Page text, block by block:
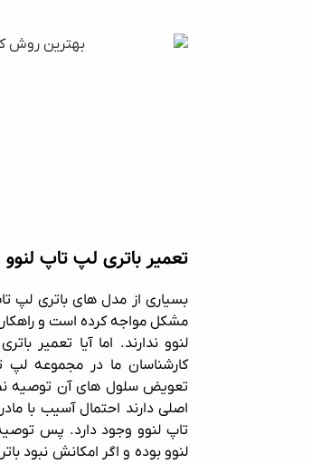
تعمیر باتری لپ تاپ
بسیاری از مدل های باتری لپ
مشکل مواجه کرده است و
لنوو ندارند. اما آیا تعمیر
کارشناسان ما در مجموعه لپ
تعویض سلول های آن توصیه
اصلی دارند احتمال آسیب با
تاپ لنوو وجود دارد. پس
لنوو بوده و اگر امکانش نبود